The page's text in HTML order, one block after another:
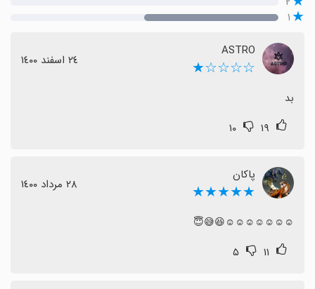
۱
ASTRO
☆☆☆☆★ ٢٤ اسفند ١٤٠٠
بد
۱۹ ۱۰
پاکان
★★★★★ ٢٨ مرداد ١٤٠٠
☺☺☺☺☺☺☺😆😅😇
۱۱ ۵